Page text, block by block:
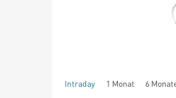
Intraday 1 Monat 6